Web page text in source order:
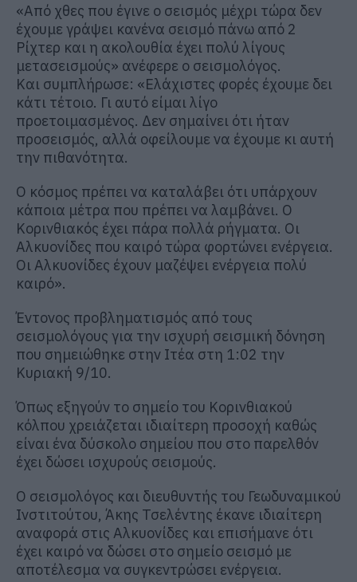
«Από χθες που έγινε ο σεισμός μέχρι τώρα δεν
έχουμε γράψει κανένα σεισμό πάνω από 2
Ρίχτερ και η ακολουθία έχει πολύ λίγους
μετασεισμούς» ανέφερε ο σεισμολόγος.
Και συμπλήρωσε: «Ελάχιστες φορές έχουμε δει
κάτι τέτοιο. Γι αυτό είμαι λίγο
προετοιμασμένος. Δεν σημαίνει ότι ήταν
προσεισμός, αλλά οφείλουμε να έχουμε κι αυτή
την πιθανότητα.
Ο κόσμος πρέπει να καταλάβει ότι υπάρχουν
κάποια μέτρα που πρέπει να λαμβάνει. Ο
Κορινθιακός έχει πάρα πολλά ρήγματα. Οι
Αλκυονίδες που καιρό τώρα φορτώνει ενέργεια.
Οι Αλκυονίδες έχουν μαζέψει ενέργεια πολύ
καιρό».
Έντονος προβληματισμός από τους
σεισμολόγους για την ισχυρή σεισμική δόνηση
που σημειώθηκε στην Ιτέα στη 1:02 την
Κυριακή 9/10.
Όπως εξηγούν το σημείο του Κορινθιακού
κόλπου χρειάζεται ιδιαίτερη προσοχή καθώς
είναι ένα δύσκολο σημείου που στο παρελθόν
έχει δώσει ισχυρούς σεισμούς.
Ο σεισμολόγος και διευθυντής του Γεωδυναμικού
Ινστιτούτου, Άκης Τσελέντης έκανε ιδιαίτερη
αναφορά στις Αλκυονίδες και επισήμανε ότι
έχει καιρό να δώσει στο σημείο σεισμό με
αποτέλεσμα να συγκεντρώσει ενέργεια.